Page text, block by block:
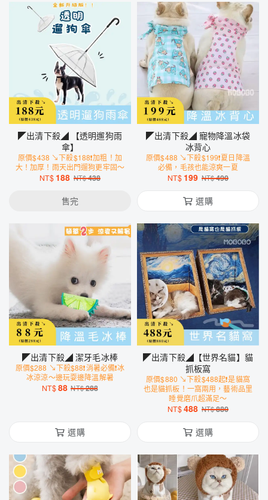
◤出清下殺◢ 【透明遛狗雨
傘】
原價$438 ↘下殺$188❗️加粗！加
大！加厚！雨天出門遛狗更牢固～
NT$ 188 NT$438
售完
◤出清下殺◢ 寵物降溫冰袋
冰背心
原價$488 ↘下殺$199❗️夏日降溫
必備，毛孩也能涼爽一夏
NT$ 199 NT$490
選購
◤出清下殺◢ 潔牙毛冰棒
原價$288 ↘下殺$88❗️消暑必備❗️冰
冰涼涼～邊玩耍邊降溫解暑
NT$88 NT$288
選購
◤出清下殺◢【世界名貓】貓
抓板窩
原價$880 ↘下殺$488起❗️是貓窩
也是貓抓板！一窩兩用，藝術品里
睡覺磨爪超滿足～
NT$488 NT$880
選購